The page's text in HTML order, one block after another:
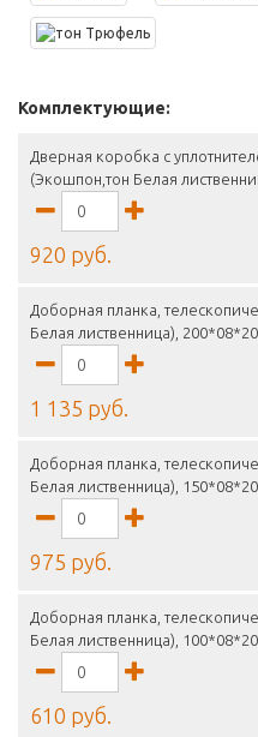
Комплектующие:
Дверная коробка с
(Экошпон,тон Белая
920 руб.
Доборная планка,
Белая лиственница),
1 135 руб.
Доборная планка,
Белая лиственница),
975 руб.
Доборная планка,
Белая лиственница),
610 руб.